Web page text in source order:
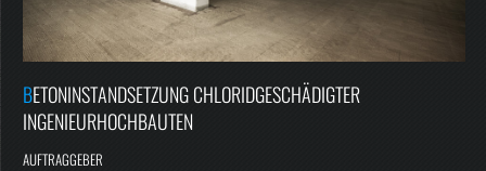
BETONINSTANDSETZUNG CHLORIDGESCHÄDIGTER
INGENIEURHOCHBAUTEN
AUFTRAGGEBER